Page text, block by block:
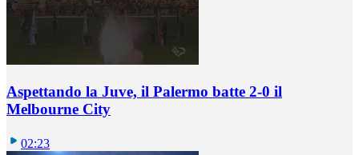
Aspettando la Juve, il Palermo batte 2-0 il
Melbourne City
02:23